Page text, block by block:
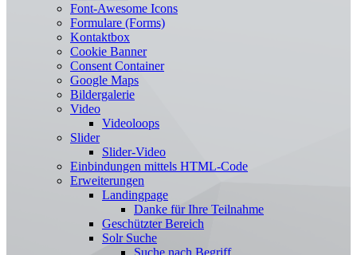
Font-Awesome Icons
Formulare (Forms)
Kontaktbox
Cookie Banner
Consent Container
Google Maps
Bildergalerie
Video
Videoloops
Slider
Slider-Video
Einbindungen mittels HTML-Code
Erweiterungen
Landingpage
Danke für Ihre Teilnahme
Geschützter Bereich
Solr Suche
Suche nach Begriff